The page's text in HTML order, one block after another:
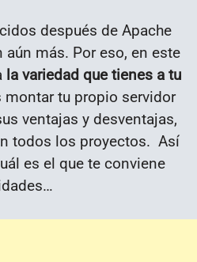
después de Apache
más. Por eso, en este
la variedad que tienes a tu
montar tu propio servidor
ventajas y desventajas,
todos los proyectos. Así
es el que te conviene